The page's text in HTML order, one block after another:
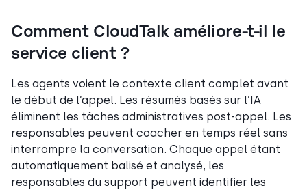
Comment CloudTalk améliore-t-il le
service client ?
Les agents voient le contexte client complet avant
le début de l’appel. Les résumés basés sur l’IA
éliminent les tâches administratives post-appel. Les
responsables peuvent coacher en temps réel sans
interrompre la conversation. Chaque appel étant
automatiquement balisé et analysé, les
responsables du support peuvent identifier les